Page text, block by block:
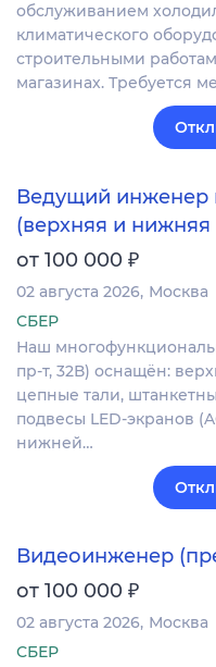
обслуживанием
климатического
строительными
магазинах. Требуется
Ведущий инженер
(верхняя и
от 100 000 ₽
02 августа 2026 Москва
СБЕР
Наш
пр-т, 32В) оснащён:
цепные тали,
подвесы LED-экранов
нижней…
Видеоинженер
от 100 000 ₽
02 августа 2026 Москва
СБЕР